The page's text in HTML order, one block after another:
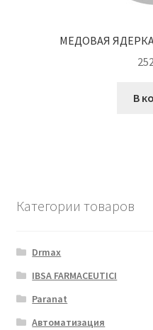
МЕДОВАЯ ЯДЕРКА
В
Категории товаров
Drmax
IBSA FARMACEUTICI
Paranat
Автоматизация